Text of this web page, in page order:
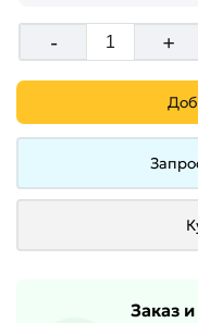
- +
Заказ